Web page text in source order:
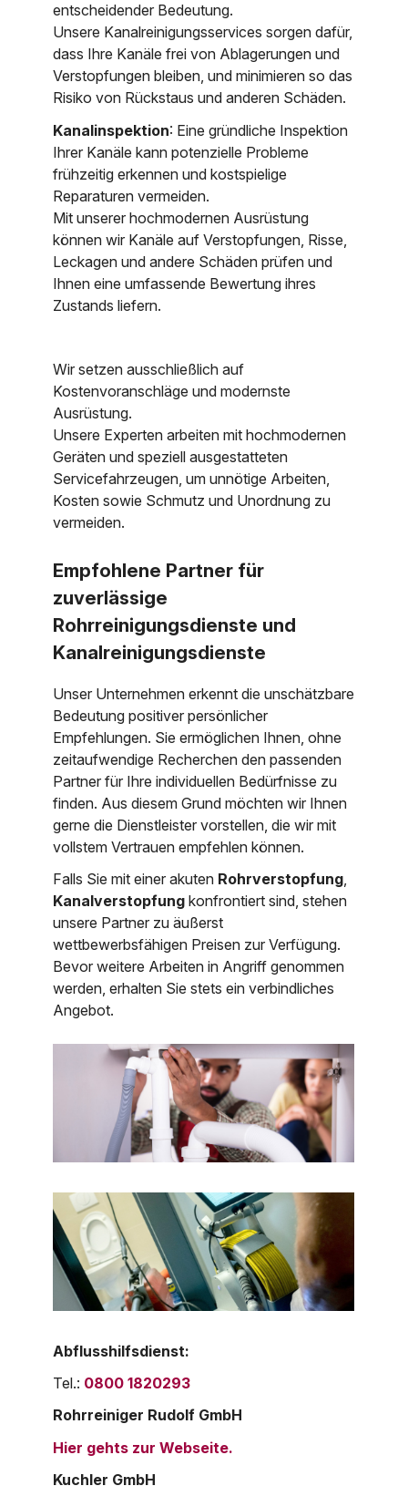
entscheidender Bedeutung.
Unsere Kanalreinigungsservices sorgen dafür,
dass Ihre Kanäle frei von Ablagerungen und
Verstopfungen bleiben, und minimieren so das
Risiko von Rückstaus und anderen Schäden.
Kanalinspektion: Eine gründliche Inspektion
Ihrer Kanäle kann potenzielle Probleme
frühzeitig erkennen und kostspielige
Reparaturen vermeiden.
Mit unserer hochmodernen Ausrüstung
können wir Kanäle auf Verstopfungen, Risse,
Leckagen und andere Schäden prüfen und
Ihnen eine umfassende Bewertung ihres
Zustands liefern.
Wir setzen ausschließlich auf
Kostenvoranschläge und modernste
Ausrüstung.
Unsere Experten arbeiten mit hochmodernen
Geräten und speziell ausgestatteten
Servicefahrzeugen, um unnötige Arbeiten,
Kosten sowie Schmutz und Unordnung zu
vermeiden.
Empfohlene Partner für
zuverlässige
Rohrreinigungsdienste und
Kanalreinigungsdienste
Unser Unternehmen erkennt die unschätzbare
Bedeutung positiver persönlicher
Empfehlungen. Sie ermöglichen Ihnen, ohne
zeitaufwendige Recherchen den passenden
Partner für Ihre individuellen Bedürfnisse zu
finden. Aus diesem Grund möchten wir Ihnen
gerne die Dienstleister vorstellen, die wir mit
vollstem Vertrauen empfehlen können.
Falls Sie mit einer akuten Rohrverstopfung
Kanalverstopfungkonfrontiert sind, stehen
unsere Partner zu äußerst
wettbewerbsfähigen Preisen zur Verfügung.
Bevor weitere Arbeiten in Angriff genommen
werden, erhalten Sie stets ein verbindliches
Angebot.
Abflusshilfsdienst:
Tel.: 0800 1820293
Rohrreiniger Rudolf GmbH
Hier gehts zur Webseite.
Kuchler GmbH